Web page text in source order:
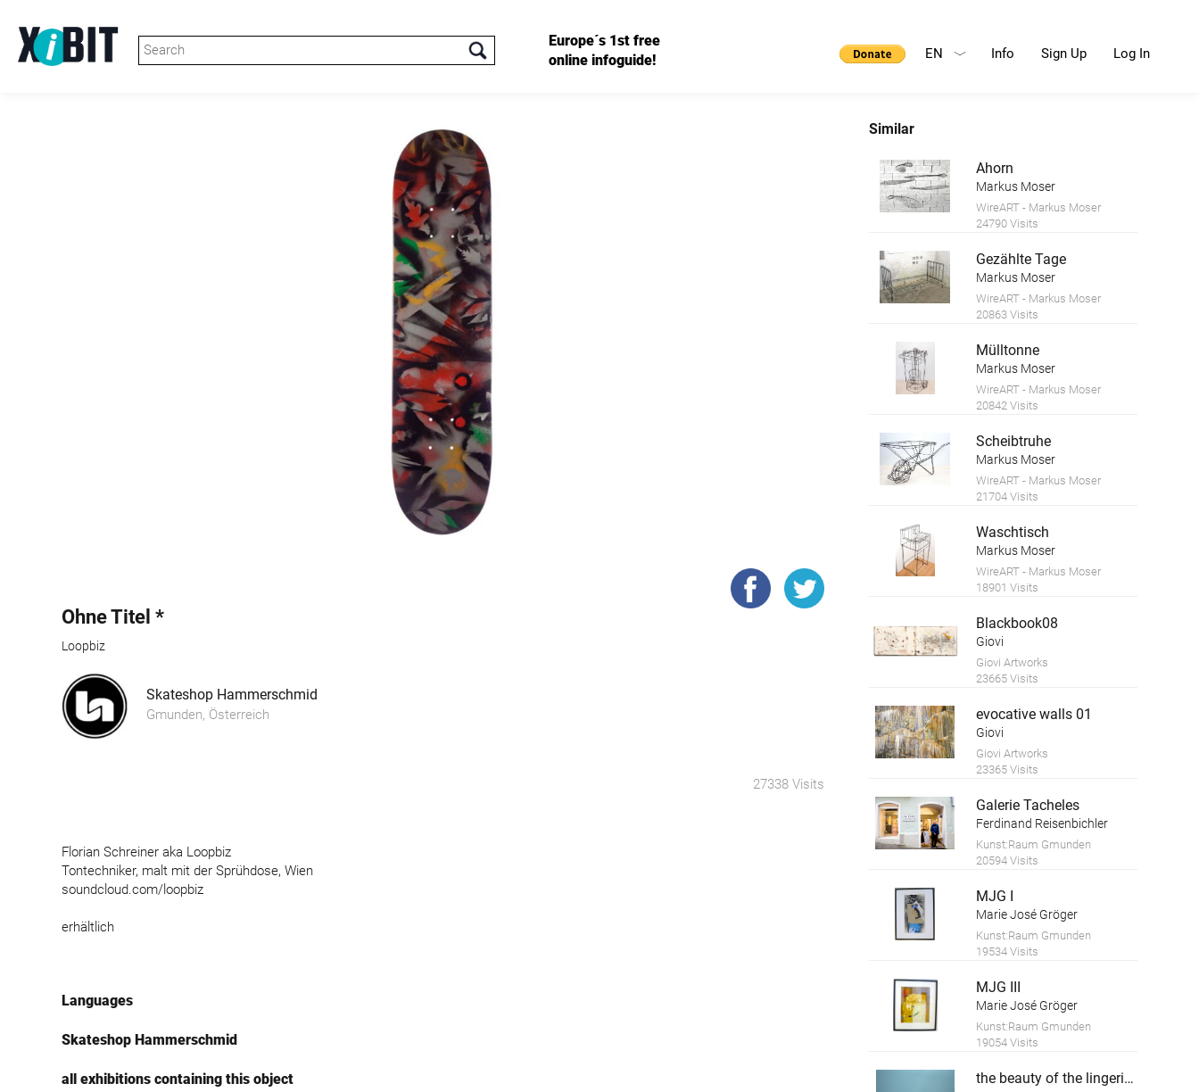
Europe´s 1st free
online infoguide!
Info Sign Up Log In
EN
Ohne Titel *
Loopbiz
Skateshop Hammerschmid
Gmunden, Österreich
27338 Visits
Florian Schreiner aka Loopbiz
Tontechniker, malt mit der Sprühdose, Wien
soundcloud.com/loopbiz
erhältlich
Languages
Skateshop Hammerschmid
all exhibitions containing this object
Similar
Ahorn
Markus Moser
WireART - Markus Moser
24790 Visits
Gezählte Tage
Markus Moser
WireART - Markus Moser
20863 Visits
Mülltonne
Markus Moser
WireART - Markus Moser
20842 Visits
Scheibtruhe
Markus Moser
WireART - Markus Moser
21704 Visits
Waschtisch
Markus Moser
WireART - Markus Moser
18901 Visits
Blackbook08
Giovi
Giovi Artworks
23665 Visits
evocative walls 01
Giovi
Giovi Artworks
23365 Visits
Galerie Tacheles
Ferdinand Reisenbichler
Kunst:Raum Gmunden
20594 Visits
MJG I
Marie José Gröger
Kunst:Raum Gmunden
19534 Visits
MJG III
Marie José Gröger
Kunst:Raum Gmunden
19054 Visits
the beauty of the lingering death 4